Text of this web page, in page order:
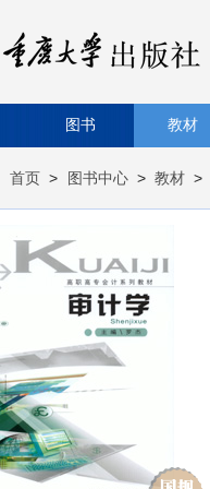
图书 教材
首页 > 图书中心 > 教材 >